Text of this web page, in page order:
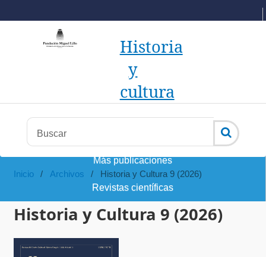
Más publicaciones
Revistas científicas
Historia
y
cultura
Inicio / Archivos / Historia y Cultura 9 (2026)
Historia y Cultura 9 (2026)